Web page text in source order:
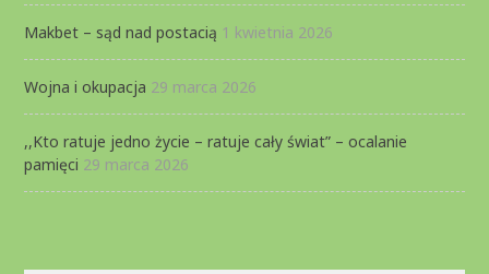
Makbet – sąd nad postacią 1 kwietnia 2026
Wojna i okupacja 29 marca 2026
,,Kto ratuje jedno życie – ratuje cały świat” – ocalanie
pamięci 29 marca 2026